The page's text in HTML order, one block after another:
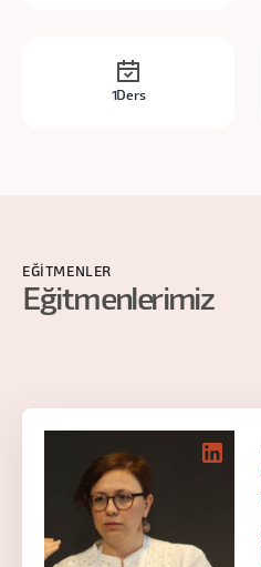
1 Ders
EĞITMENLER
Eğitmenlerimiz